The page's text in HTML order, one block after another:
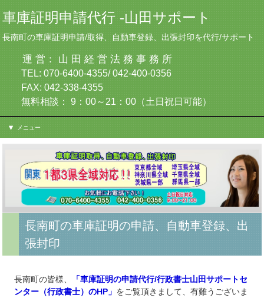
車庫証明申請代行 -山田サポート
長南町の車庫証明申請/取得、自動車登録、出張封印を代行/サポート
運 営： 山 田 経 営 法 務 事 務 所
TEL: 070-6400-4355/ 042-400-0356
FAX: 042-338-4355
無料相談： 9：00～21：00（土日祝日可能）
メニュー
長南町の車庫証明の申請、自動車登録、出
張封印
長南町の皆様、
「車庫証明の申請代行/行政書士山田サポートセ
ンター（行政書士）のHP」 をご覧頂きまして、有難うございま